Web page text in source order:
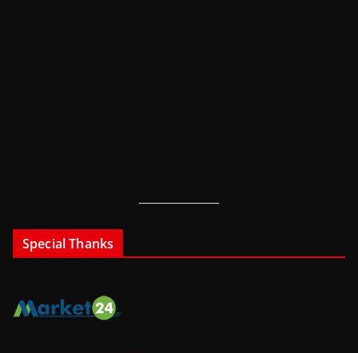
Special Thanks